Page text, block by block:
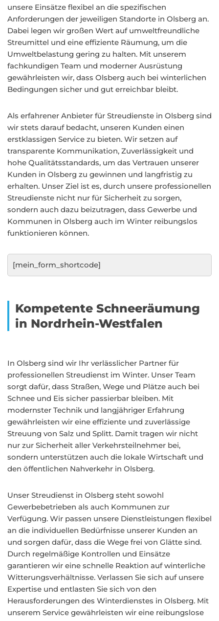
unsere Einsätze flexibel an die spezifischen
Anforderungen der jeweiligen Standorte in Olsberg an.
Dabei legen wir großen Wert auf umweltfreundliche
Streumittel und eine effiziente Räumung, um die
Umweltbelastung gering zu halten. Mit unserem
fachkundigen Team und moderner Ausrüstung
gewährleisten wir, dass Olsberg auch bei winterlichen
Bedingungen sicher und gut erreichbar bleibt.
Als erfahrener Anbieter für Streudienste in Olsberg sind
wir stets darauf bedacht, unseren Kunden einen
erstklassigen Service zu bieten. Wir setzen auf
transparente Kommunikation, Zuverlässigkeit und
hohe Qualitätsstandards, um das Vertrauen unserer
Kunden in Olsberg zu gewinnen und langfristig zu
erhalten. Unser Ziel ist es, durch unsere professionellen
Streudienste nicht nur für Sicherheit zu sorgen,
sondern auch dazu beizutragen, dass Gewerbe und
Kommunen in Olsberg auch im Winter reibungslos
funktionieren können.
[mein_form_shortcode]
Kompetente Schneeräumung
in Nordrhein-Westfalen
In Olsberg sind wir Ihr verlässlicher Partner für
professionellen Streudienst im Winter. Unser Team
sorgt dafür, dass Straßen, Wege und Plätze auch bei
Schnee und Eis sicher passierbar bleiben. Mit
modernster Technik und langjähriger Erfahrung
gewährleisten wir eine effiziente und zuverlässige
Streuung von Salz und Splitt. Damit tragen wir nicht
nur zur Sicherheit aller Verkehrsteilnehmer bei,
sondern unterstützen auch die lokale Wirtschaft und
den öffentlichen Nahverkehr in Olsberg.
Unser Streudienst in Olsberg steht sowohl
Gewerbebetrieben als auch Kommunen zur
Verfügung. Wir passen unsere Dienstleistungen flexibel
an die individuellen Bedürfnisse unserer Kunden an
und sorgen dafür, dass die Wege frei von Glätte sind.
Durch regelmäßige Kontrollen und Einsätze
garantieren wir eine schnelle Reaktion auf winterliche
Witterungsverhältnisse. Verlassen Sie sich auf unsere
Expertise und entlasten Sie sich von den
Herausforderungen des Winterdienstes in Olsberg. Mit
unserem Service gewährleisten wir eine reibungslose